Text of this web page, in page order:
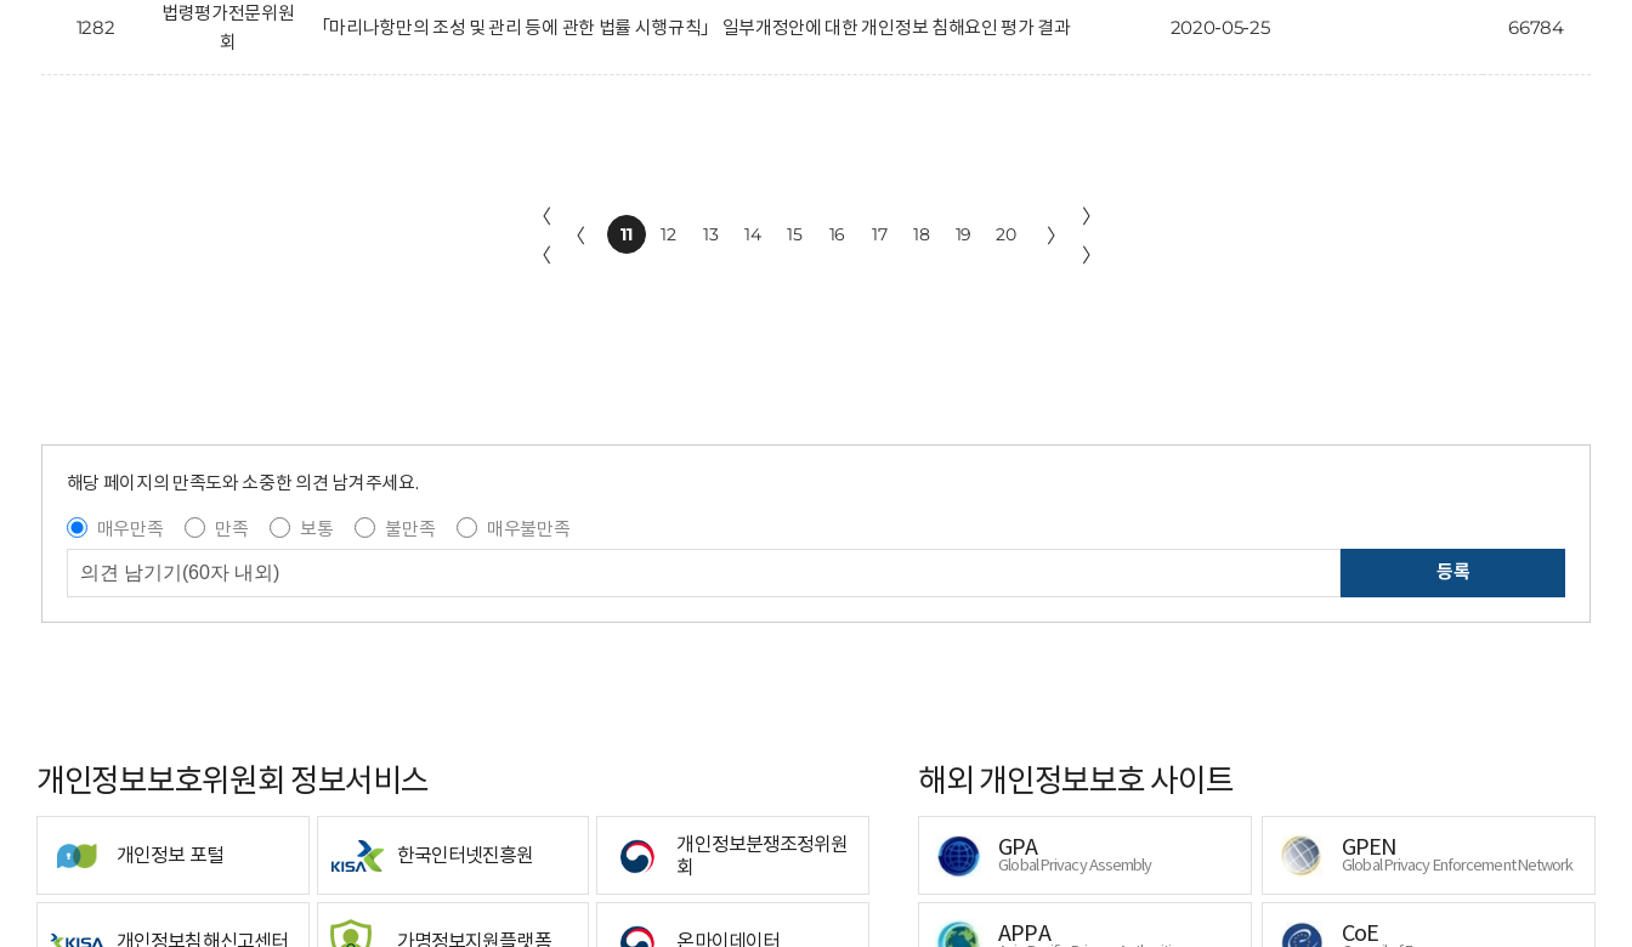
1282
법령평가전문위원
회
「마리나항만의 조성 및 관리 등에 관한 법률 시행규칙」 일부개정안에 대한 개인정보 침해요인 평가 결과 2020-05-25 66784
〈
〈
〈 11 12 13 14 15 16 17 18 19 20 〉
〉
〉
해당 페이지의 만족도와 소중한 의견 남겨주세요.
매우만족
만족 보통 불만족
매우불만족
등록
개인정보보호위원회 정보서비스
개인정보 포털 한국인터넷진흥원
개인정보분쟁조정위원
회
개인정보침해신고센터 가명정보지원플랫폼 온마이데이터
해외 개인정보보호 사이트
GPA
Global Privacy Assembly
GPEN
Global Privacy Enforcement Network
APPA CoE